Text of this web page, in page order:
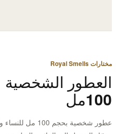
مختارات Royal Smells
العطور الشخصية
100مل
عطور شخصية